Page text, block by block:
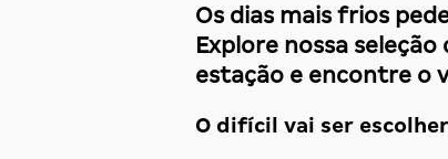
Os dias mais frios
Explore nossa seleção
estação e encontre o
O difícil vai ser